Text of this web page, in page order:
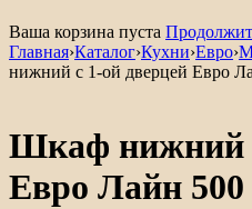
Ваша корзина пуста
Главная›Каталог›Кухни›Евро›
нижний с 1-ой дверцей Евро
Шкаф нижний
Евро Лайн 500